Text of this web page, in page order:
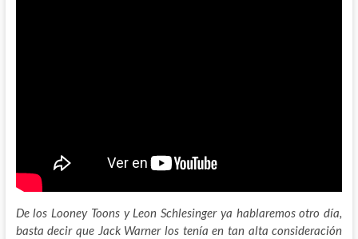
De los Looney Toons y Leon Schlesinger ya hablaremos otro día,
basta decir que Jack Warner los tenía en tan alta consideración